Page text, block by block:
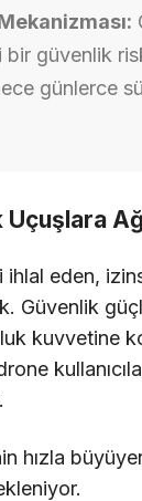
bir güvenlik
günlerce
Uçuşlara
ihlal eden,
Güvenlik
kuvvetine
hızla